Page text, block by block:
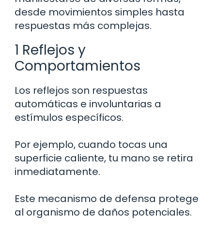
desde movimientos simples hasta
respuestas más complejas.
1 Reflejos y
Comportamientos
Los reflejos son respuestas
automáticas e involuntarias a
estímulos específicos.
Por ejemplo, cuando tocas una
superficie caliente, tu mano se retira
inmediatamente.
Este mecanismo de defensa protege
al organismo de daños potenciales.